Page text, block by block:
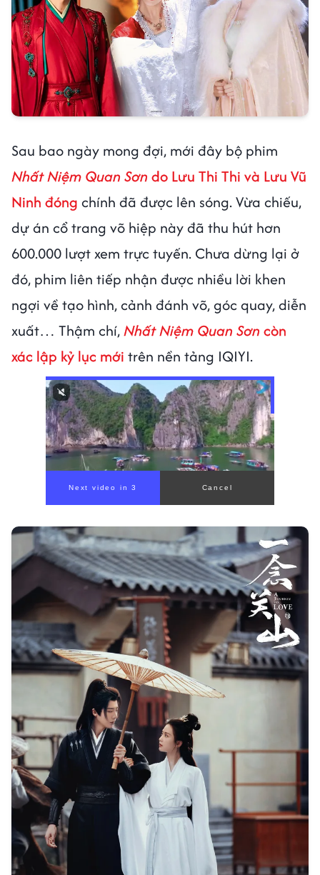
Sau bao ngày mong đợi, mới đây bộ phim
Nhất Niệm Quan Sơn do Lưu Thi Thi và Lưu Vũ
Ninh đóng chính đã được lên sóng. Vừa chiếu,
dự án cổ trang võ hiệp này đã thu hút hơn
600.000 lượt xem trực tuyến. Chưa dừng lại ở
đó, phim liên tiếp nhận được nhiều lời khen
ngợi về tạo hình, cảnh đánh võ, góc quay, diễn
xuất… Thậm chí,Nhất Niệm Quan Sơn còn
xác lập kỷ lục mới trên nền tảng IQIYI.